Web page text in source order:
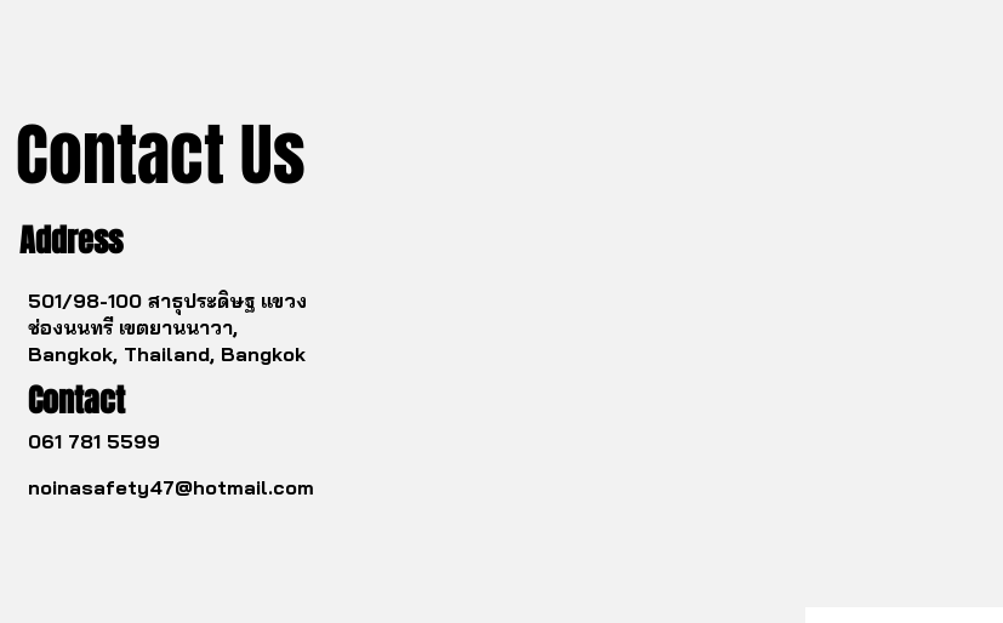
Contact Us
Address
501/98-100 สาธุประดิษฐ แขวง
ช่องนนทรี เขตยานนาวา,
Bangkok, Thailand, Bangkok
Contact
061 781 5599
noinasafety47@hotmail.com